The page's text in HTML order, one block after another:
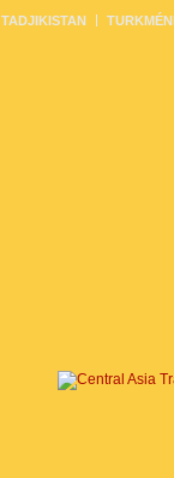
TADJIKISTAN